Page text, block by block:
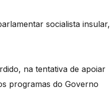
socialista insular,
na tentativa de apoiar
programas do Governo